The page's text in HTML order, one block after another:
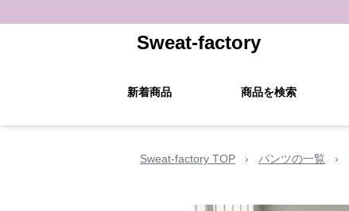
Sweat-factory
新着商品 商品を検索
Sweat-factory TOP › パンツの一覧 ›